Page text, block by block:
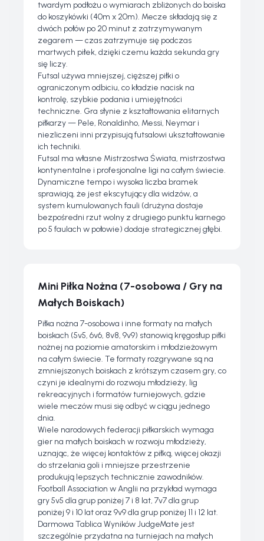
twardym podłożu o wymiarach zbliżonych do boiska
do koszykówki (40m x 20m). Mecze składają się z
dwóch połów po 20 minut z zatrzymywanym
zegarem — czas zatrzymuje się podczas
martwych piłek, dzięki czemu każda sekunda gry
się liczy.
Futsal używa mniejszej, cięższej piłki o
ograniczonym odbiciu, co kładzie nacisk na
kontrolę, szybkie podania i umiejętności
techniczne. Gra słynie z kształtowania elitarnych
piłkarzy — Pele, Ronaldinho, Messi, Neymar i
niezliczeni inni przypisują futsalowi ukształtowanie
ich techniki.
Futsal ma własne Mistrzostwa Świata, mistrzostwa
kontynentalne i profesjonalne ligi na całym świecie.
Dynamiczne tempo i wysoka liczba bramek
sprawiają, że jest ekscytujący dla widzów, a
system kumulowanych fauli (drużyna dostaje
bezpośredni rzut wolny z drugiego punktu karnego
po 5 faulach w połowie) dodaje strategicznej głębi.
Mini Piłka Nożna (7-osobowa / Gry na
Małych Boiskach)
Piłka nożna 7-osobowa i inne formaty na małych
boiskach (5v5, 6v6, 8v8, 9v9) stanowią kręgosłup piłki
nożnej na poziomie amatorskim i młodzieżowym
na całym świecie. Te formaty rozgrywane są na
zmniejszonych boiskach z krótszym czasem gry, co
czyni je idealnymi do rozwoju młodzieży, lig
rekreacyjnych i formatów turniejowych, gdzie
wiele meczów musi się odbyć w ciągu jednego
dnia.
Wiele narodowych federacji piłkarskich wymaga
gier na małych boiskach w rozwoju młodzieży,
uznając, że więcej kontaktów z piłką, więcej okazji
do strzelania goli i mniejsze przestrzenie
produkują lepszych technicznie zawodników.
Football Association w Anglii na przykład wymaga
gry 5v5 dla grup poniżej 7 i 8 lat, 7v7 dla grup
poniżej 9 i 10 lat oraz 9v9 dla grup poniżej 11 i 12 lat.
Darmowa Tablica Wyników JudgeMate jest
szczególnie przydatna na turniejach na małych